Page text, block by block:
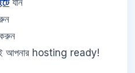
যান
আপনার hosting ready!